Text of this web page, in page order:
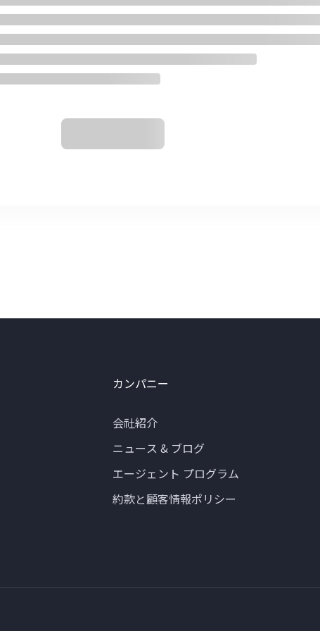
カンパニー
会社紹介
ニュース & ブログ
エージェント プログラム
約款と顧客情報ポリシー